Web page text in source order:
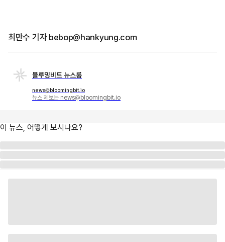
최만수 기자 bebop@hankyung.com
블루밍비트 뉴스룸
news@bloomingbit.io
뉴스 제보는 news@bloomingbit.io
이 뉴스, 어떻게 보시나요?